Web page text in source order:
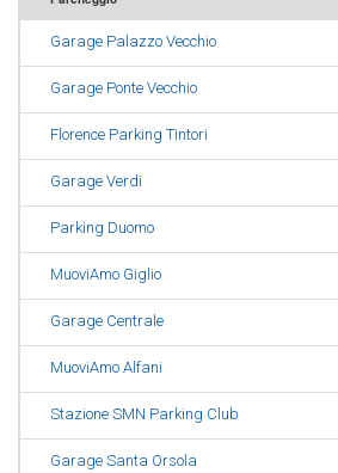
Garage Palazzo Vecchio
Garage Ponte Vecchio
Florence Parking Tintori
Garage Verdi
Parking Duomo
MuoviAmo Giglio
Garage Centrale
MuoviAmo Alfani
Stazione SMN Parking Club
Garage Santa Orsola